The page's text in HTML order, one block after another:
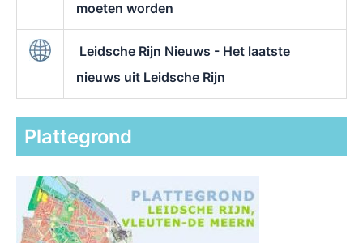
moeten worden
Leidsche Rijn Nieuws - Het laatste
nieuws uit Leidsche Rijn
Plattegrond